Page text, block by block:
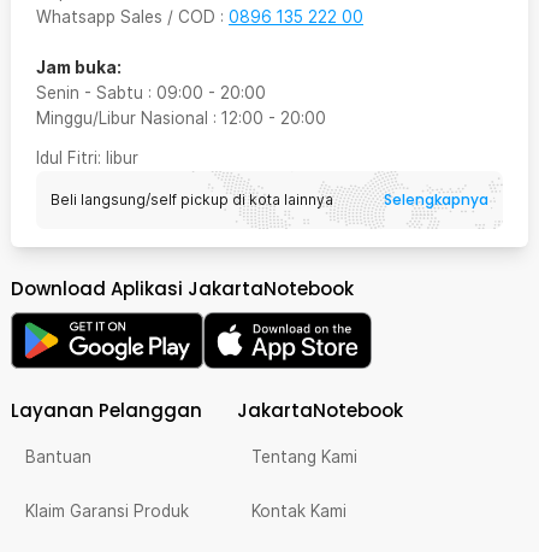
Whatsapp Sales / COD : 0896 135 222 00
Jam buka:
Senin - Sabtu : 09:00 - 20:00
Minggu/Libur Nasional : 12:00 - 20:00
Idul Fitri: libur
Beli langsung/self pickup di kota lainnya Selengkapnya
Download Aplikasi JakartaNotebook
Layanan Pelanggan
Bantuan
Klaim Garansi Produk
JakartaNotebook
Tentang Kami
Kontak Kami